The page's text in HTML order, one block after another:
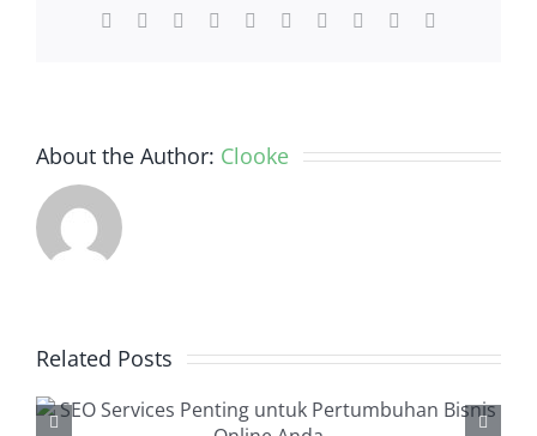
Facebook
TwitterReddit LinkedInWhatsApp
TumblrPinterest Xing
About the Author: Clooke
Related Posts
Backlink Checker, Alat